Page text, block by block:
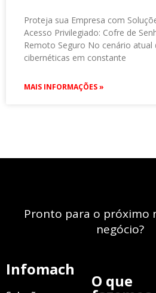
Proteja sua Empresa com
Acesso Privilegiado: Cofre de
Remoto Seguro No cenário atual
cibernéticas em constante
MAIS INFORMAÇÕES »
Pronto para o próximo
negócio?
Infomach
O que